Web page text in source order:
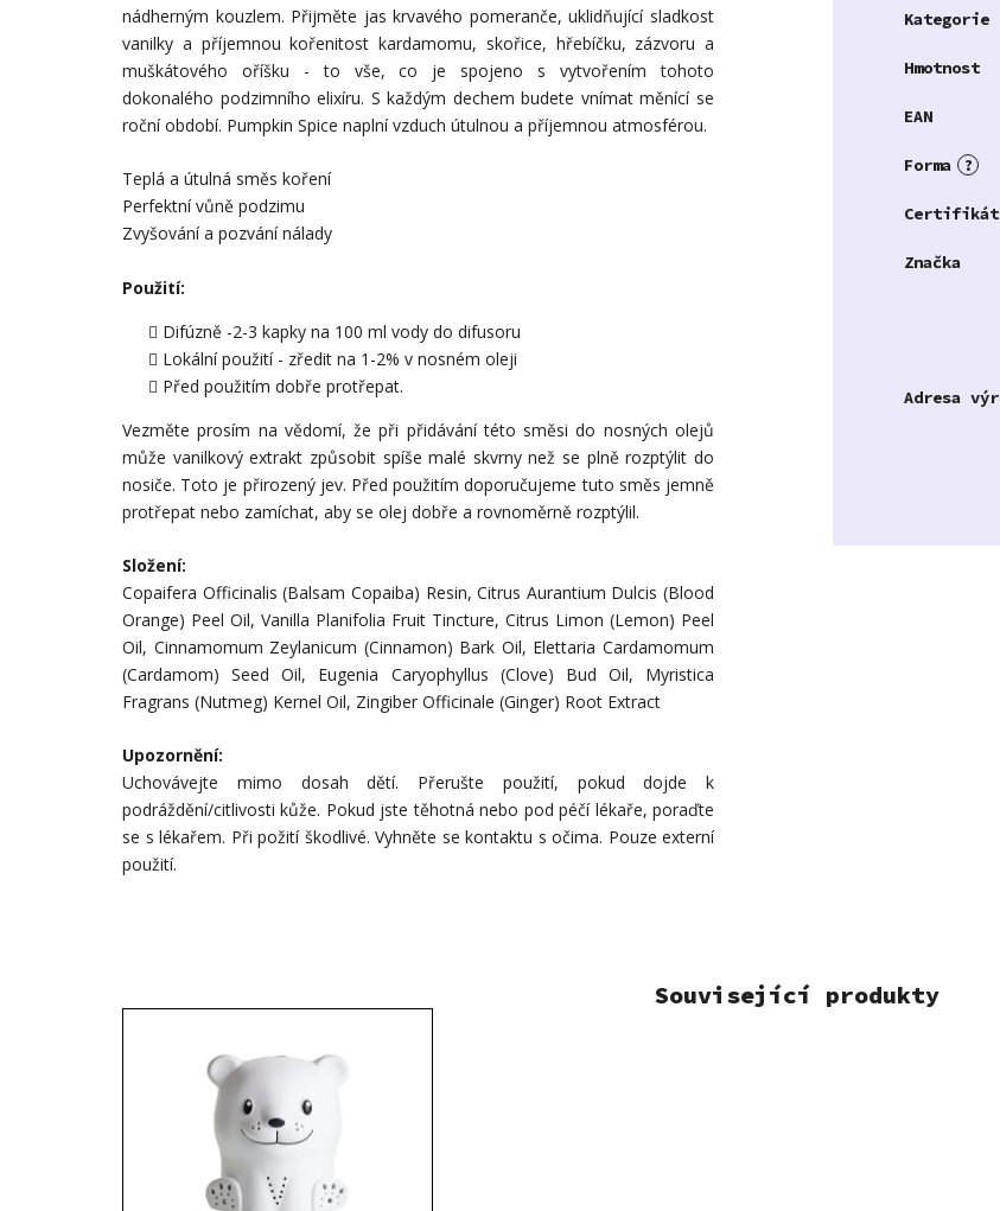
nádherným kouzlem. Přijměte jas krvavého pomeranče, uklidňující sladkost
vanilky a příjemnou kořenitost kardamomu, skořice, hřebíčku, zázvoru a
muškátového oříšku - to vše, co je spojeno s vytvořením tohoto
dokonalého podzimního elixíru. S každým dechem budete vnímat měnící se
roční období. Pumpkin Spice naplní vzduch útulnou a příjemnou atmosférou.
Teplá a útulná směs koření
Perfektní vůně podzimu
Zvyšování a pozvání nálady
Použití:
Difúzně -2-3 kapky na 100 ml vody do difusoru
Lokální použití - zředit na 1-2% v nosném oleji
Před použitím dobře protřepat.
Vezměte prosím na vědomí, že při přidávání této směsi do nosných olejů
může vanilkový extrakt způsobit spíše malé skvrny než se plně rozptýlit do
nosiče. Toto je přirozený jev. Před použitím doporučujeme tuto směs jemně
protřepat nebo zamíchat, aby se olej dobře a rovnoměrně rozptýlil.
Složení:
Copaifera Officinalis (Balsam Copaiba) Resin, Citrus Aurantium Dulcis (Blood
Orange) Peel Oil, Vanilla Planifolia Fruit Tincture, Citrus Limon (Lemon) Peel
Oil, Cinnamomum Zeylanicum (Cinnamon) Bark Oil, Elettaria Cardamomum
(Cardamom) Seed Oil, Eugenia Caryophyllus (Clove) Bud Oil, Myristica
Fragrans (Nutmeg) Kernel Oil, Zingiber Officinale (Ginger) Root Extract
Upozornění:
Uchovávejte mimo dosah dětí. Přerušte použití, pokud dojde k
podráždění/citlivosti kůže. Pokud jste těhotná nebo pod péčí lékaře, poraďte
se s lékařem. Při požití škodlivé. Vyhněte se kontaktu s očima. Pouze externí
použití.
Kategorie
Hmotnost
EAN
?
Forma
Certifikát
Značka
Adresa
Související produkty